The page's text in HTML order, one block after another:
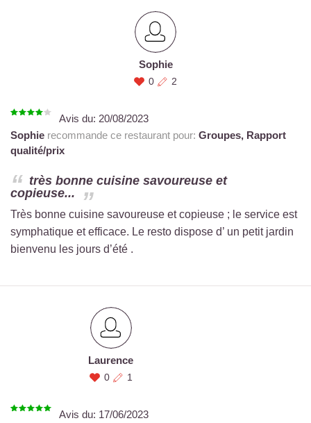
Sophie
0 2
Avis du: 20/08/2023
Sophie recommande ce restaurant pour: Groupes, Rapport
qualité/prix
très bonne cuisine savoureuse et
copieuse...
Très bonne cuisine savoureuse et copieuse ; le service est
symphatique et efficace. Le resto dispose d’ un petit jardin
bienvenu les jours d’été .
Laurence
0 1
Avis du: 17/06/2023